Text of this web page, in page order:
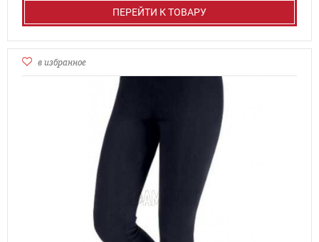
ПЕРЕЙТИ К ТОВАРУ
в избранное